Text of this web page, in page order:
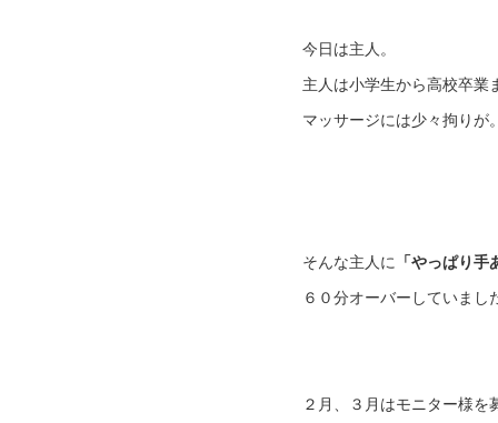
今日は主人。
主人は小学生から高校卒業
マッサージには少々拘りが
そんな主人に 「やっぱり
６０分オーバーしていまし
２月、３月はモニター様